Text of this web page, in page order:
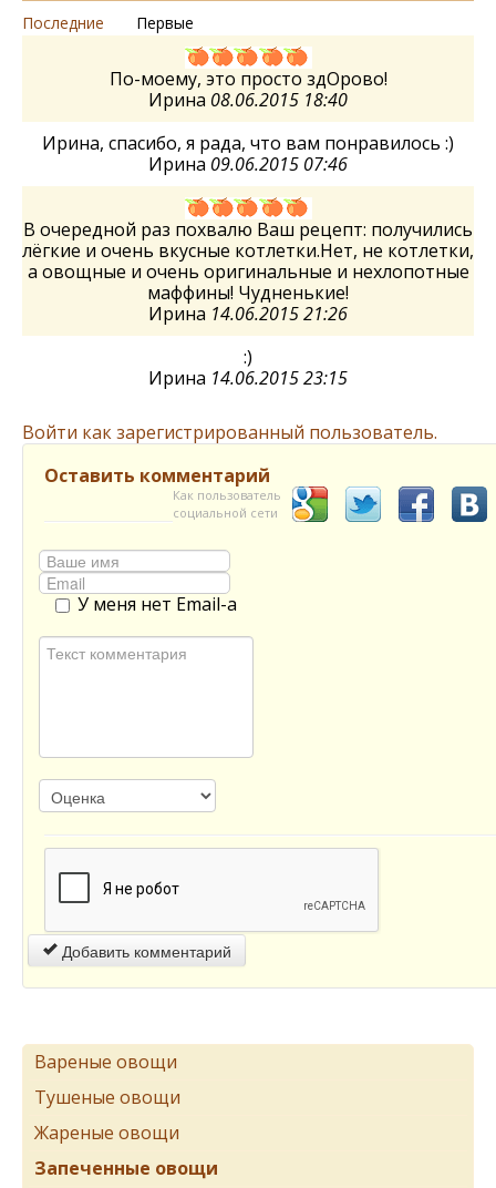
Последние Первые
По-моему, это просто здОрово!
Ирина 08.06.2015 18:40
Ирина, спасибо, я рада, что вам понравилось :)
Ирина 09.06.2015 07:46
В очередной раз похвалю Ваш рецепт: получились
лёгкие и очень вкусные котлетки.Нет, не котлетки,
а овощные и очень оригинальные и нехлопотные
маффины! Чудненькие!
Ирина 14.06.2015 21:26
:)
Ирина 14.06.2015 23:15
Войти как зарегистрированный пользователь.
Оставить комментарий
Как пользователь
социальной сети
У меня нет Email-а
Добавить комментарий
Вареные овощи
Тушеные овощи
Жареные овощи
Запеченные овощи